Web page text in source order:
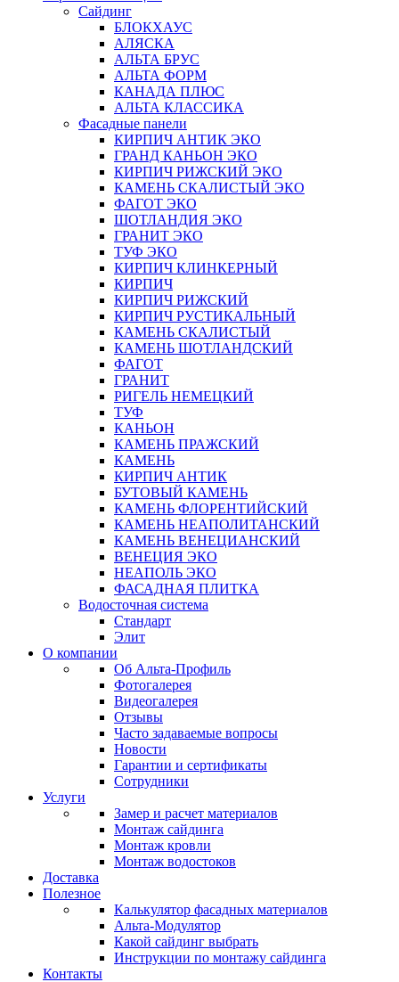
Сайдинг
БЛОКХАУС
АЛЯСКА
АЛЬТА БРУС
АЛЬТА ФОРМ
КАНАДА ПЛЮС
АЛЬТА КЛАССИКА
Фасадные панели
КИРПИЧ АНТИК ЭКО
ГРАНД КАНЬОН ЭКО
КИРПИЧ РИЖСКИЙ ЭКО
КАМЕНЬ СКАЛИСТЫЙ ЭКО
ФАГОТ ЭКО
ШОТЛАНДИЯ ЭКО
ГРАНИТ ЭКО
ТУФ ЭКО
КИРПИЧ КЛИНКЕРНЫЙ
КИРПИЧ
КИРПИЧ РИЖСКИЙ
КИРПИЧ РУСТИКАЛЬНЫЙ
КАМЕНЬ СКАЛИСТЫЙ
КАМЕНЬ ШОТЛАНДСКИЙ
ФАГОТ
ГРАНИТ
РИГЕЛЬ НЕМЕЦКИЙ
ТУФ
КАНЬОН
КАМЕНЬ ПРАЖСКИЙ
КАМЕНЬ
КИРПИЧ АНТИК
БУТОВЫЙ КАМЕНЬ
КАМЕНЬ ФЛОРЕНТИЙСКИЙ
КАМЕНЬ НЕАПОЛИТАНСКИЙ
КАМЕНЬ ВЕНЕЦИАНСКИЙ
ВЕНЕЦИЯ ЭКО
НЕАПОЛЬ ЭКО
ФАСАДНАЯ ПЛИТКА
Водосточная система
Стандарт
Элит
О компании
Об Альта-Профиль
Фотогалерея
Видеогалерея
Отзывы
Часто задаваемые вопросы
Новости
Гарантии и сертификаты
Сотрудники
Услуги
Замер и расчет материалов
Монтаж сайдинга
Монтаж кровли
Монтаж водостоков
Доставка
Полезное
Калькулятор фасадных материалов
Альта-Модулятор
Какой сайдинг выбрать
Инструкции по монтажу сайдинга
Контакты